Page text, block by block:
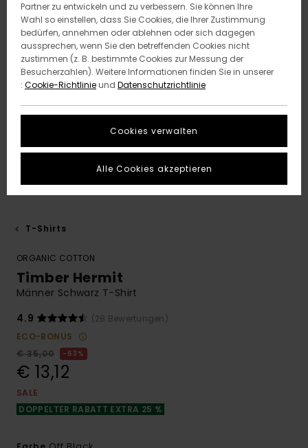
T-Shirts
ORGANIC COTTON
Timber Hermit
Männer Schwarz T-Shirt
4.9
(28 Bewertungen)
ECO-BONUS
€ 35,00
63%
€ 13,12
SALE
DOPPELTER RABATT EXTRA 25 %
Partner zu entwickeln und zu verbessern. Sie können Ihre
Wahl so einstellen, dass Sie Cookies, die Ihrer Zustimmung
bedürfen, annehmen oder ablehnen oder sich dagegen
aussprechen, wenn Sie den betreffenden Cookies nicht
zustimmen (z. B. bestimmte Cookies zur Messung der
Besucherzahlen). Weitere Informationen finden Sie in unserer
: Cookie-Richtlinieund Datenschutzrichtlinie
Cookies verwalten
Alle Cookies akzeptieren